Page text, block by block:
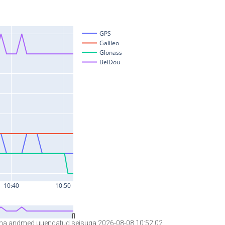
andmed uuendatud seisuga 2026-08-08 10:52:02